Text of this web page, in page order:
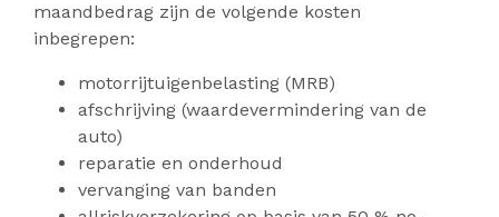
maandbedrag zijn de volgende kosten
inbegrepen:
motorrijtuigenbelasting (MRB)
afschrijving (waardevermindering van de
auto)
reparatie en onderhoud
vervanging van banden